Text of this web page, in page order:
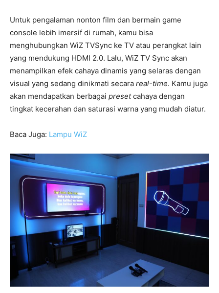
Untuk pengalaman nonton film dan bermain game
console lebih imersif di rumah, kamu bisa
menghubungkan WiZ TVSync ke TV atau perangkat lain
yang mendukung HDMI 2.0. Lalu, WiZ TV Sync akan
menampilkan efek cahaya dinamis yang selaras dengan
visual yang sedang dinikmati secara real-time. Kamu juga
akan mendapatkan berbagai presetcahaya dengan
tingkat kecerahan dan saturasi warna yang mudah diatur.
Baca Juga: Lampu WiZ